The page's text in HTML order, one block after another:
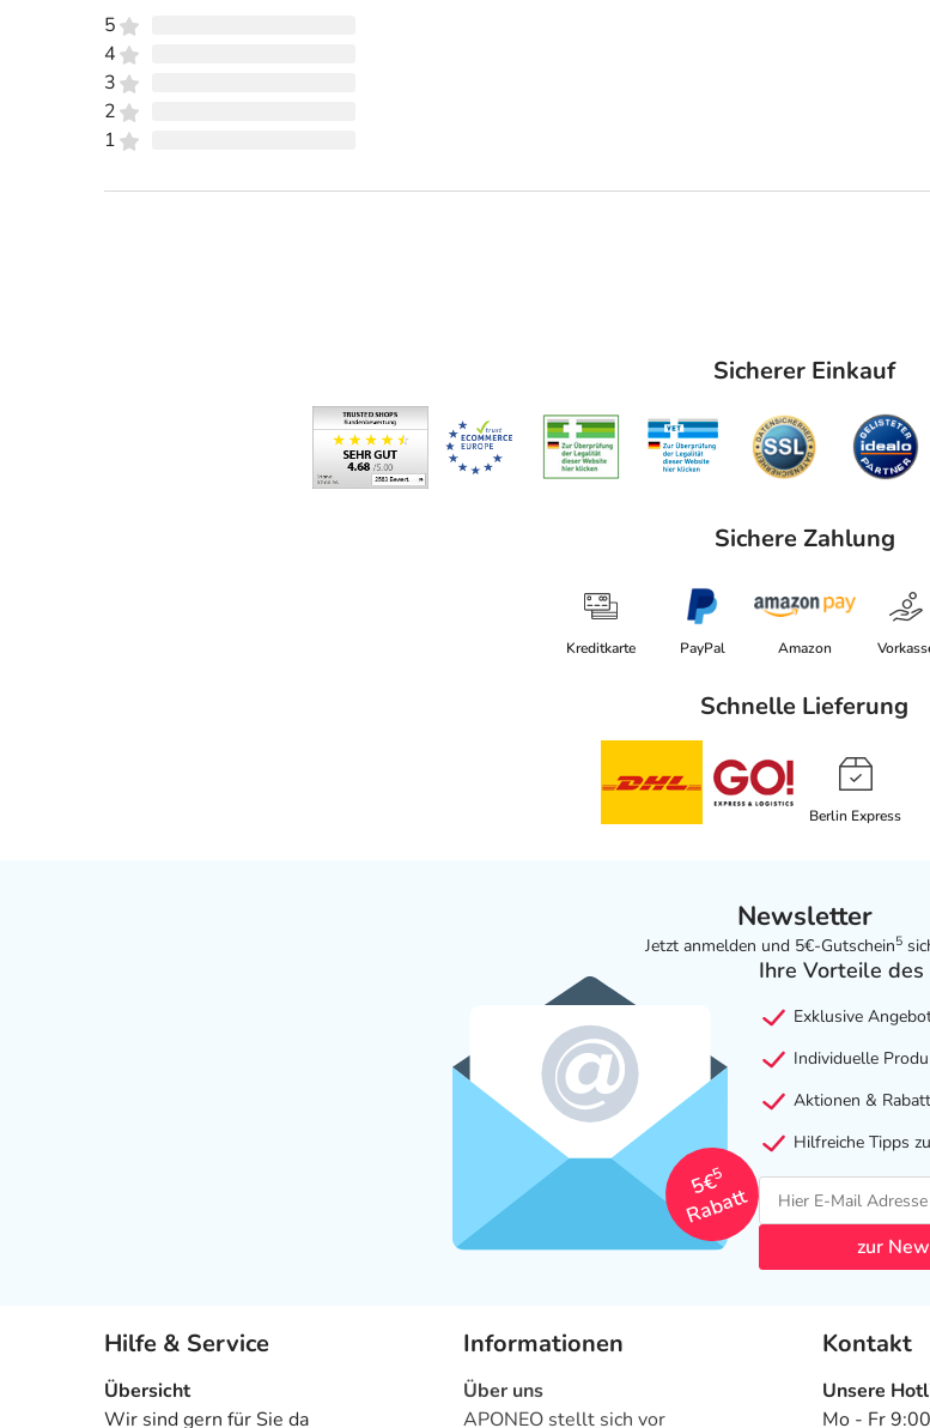
5
4
3
2
1
Sicherer Einkauf
Sichere Zahlung
Kreditkarte PayPal Amazon
Schnelle Lieferung
Berlin Express
Newsletter
Jetzt anmelden und 5€-Gutschein5
5€
5
Rabatt
Ihre Vorteile
Exklusive
Individuelle
Aktionen &
Hilfreiche Tipps
zur
Hilfe & Service
Übersicht
Wir sind gern für Sie da
Informationen
Über uns
APONEO stellt sich vor
Kontakt
Unsere
Mo - Fr